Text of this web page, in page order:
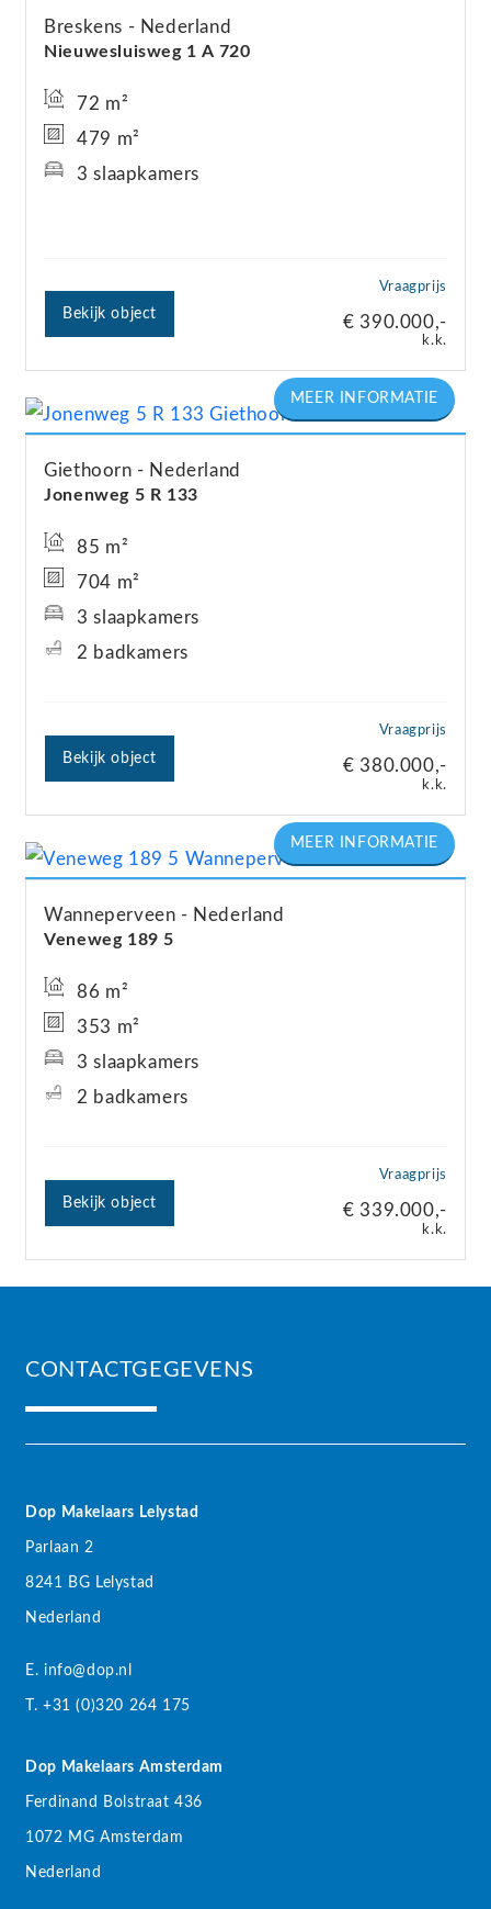
Nieuwesluisweg 1 A 720
Breskens Nederland
Vraagprijs
€ 390.000,-
k.k.
72 m²
479 m²
3 slaapkamers
Bekijk object
Jonenweg 5 R 133
Giethoorn Nederland
Vraagprijs
€ 380.000,-
k.k.
85 m²
704 m²
3 slaapkamers
2 badkamers
Bekijk object
Veneweg 189 5
Wanneperveen Nederland
Vraagprijs
€ 339.000,-
k.k.
86 m²
353 m²
3 slaapkamers
2 badkamers
Bekijk object
CONTACTGEGEVENS
Dop Makelaars Lelystad
Parlaan 2
8241 BG Lelystad
Nederland
E. info@dop.nl
T. +31 (0)320 264 175
Dop Makelaars Amsterdam
Ferdinand Bolstraat 436
1072 MG Amsterdam
Nederland